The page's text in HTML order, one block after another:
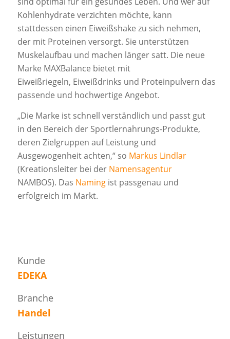
Kohlenhydrate verzichten möchte, kann
stattdessen einen Eiweißshake zu sich nehmen,
der mit Proteinen versorgt. Sie unterstützen
Muskelaufbau und machen länger satt. Die neue
Marke MAXBalance bietet mit
Eiweißriegeln, Eiweißdrinks und Proteinpulvern das
passende und hochwertige Angebot.
„Die Marke ist schnell verständlich und passt gut
in den Bereich der Sportlernahrungs-Produkte,
deren Zielgruppen auf Leistung und
Ausgewogenheit achten,“ so Markus Lindlar
(Kreationsleiter bei der Namensagentur
NAMBOS). Das Namingist passgenau und
erfolgreich im Markt.
Kunde
EDEKA
Branche
Handel
Leistungen